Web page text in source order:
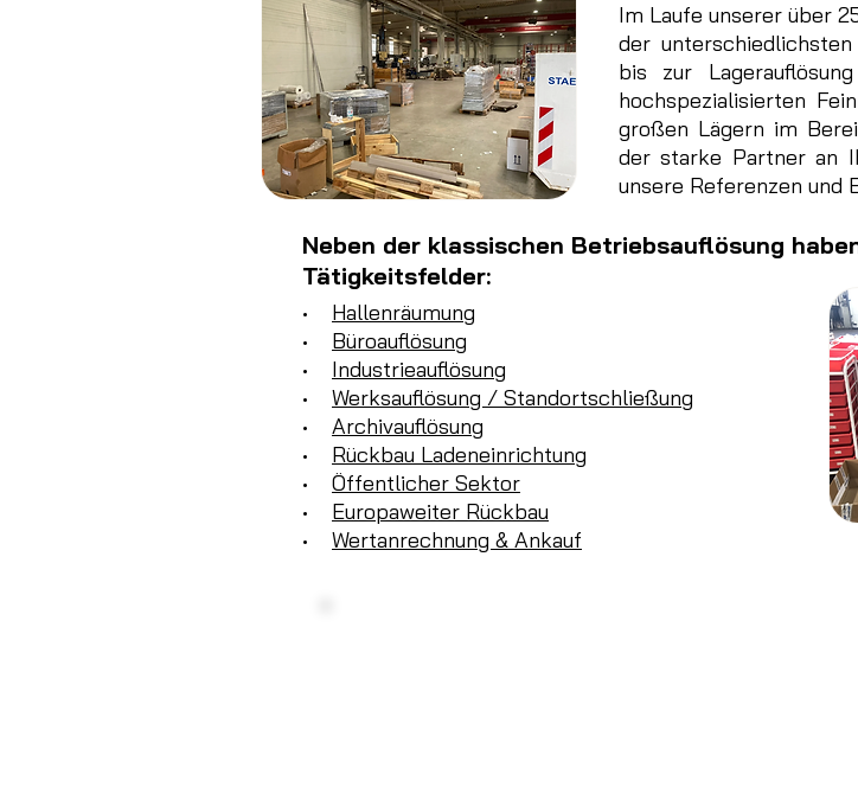
Im Laufe unserer über
der
bis zur
hochspezialisierten
großen Lägern im
der starke Partner an
unsere Referenzen und
Neben der klassischen Betriebsauflösung
Tätigkeitsfelder:
• Hallenräumung
• Büroauflösung
• Industrieauflösung
• Werksauflösung / Standortschließung
• Archivauflösung
• Rückbau Ladeneinrichtung
• Öffentlicher Sektor
• Europaweiter Rückbau
• Wertanrechnung & Ankauf